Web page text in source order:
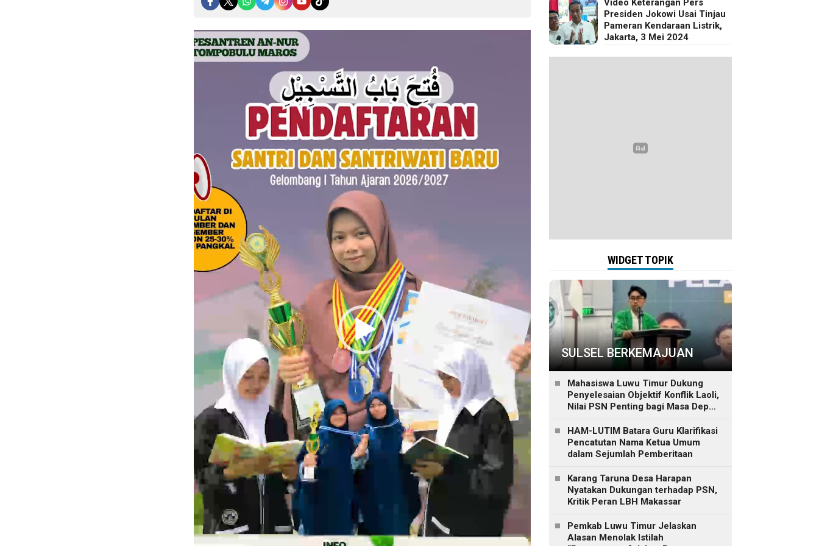
Pemutar
Video
Presiden Jokowi Usai Tinjau
Pameran Kendaraan Listrik,
Jakarta, 3 Mei 2024
WIDGET TOPIK
SULSEL BERKEMAJUAN
Mahasiswa Luwu Timur Dukung
Penyelesaian Objektif Konflik Laoli,
Nilai PSN Penting bagi Masa Depan
HAM-LUTIM Batara Guru Klarifikasi
Pencatutan Nama Ketua Umum
dalam Sejumlah Pemberitaan
Karang Taruna Desa Harapan
Nyatakan Dukungan terhadap PSN,
Kritik Peran LBH Makassar
Pemkab Luwu Timur Jelaskan
Alasan Menolak Istilah